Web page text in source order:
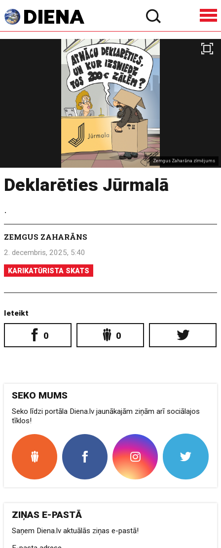
Zemgus Zaharāna zīmējums
Deklarēties Jūrmalā
.
ZEMGUS ZAHARĀNS
2. decembris, 2025, 5:40
KARIKATŪRISTA SKATS
Ieteikt
0 0
SEKO MUMS
Seko līdzi portāla Diena.lv jaunākajām ziņām arī sociālajos
tīklos!
ZIŅAS E-PASTĀ
Saņem Diena.lv aktuālās ziņas e-pastā!